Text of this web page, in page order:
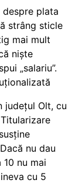
despre plata
strâng sticle
mai mult
niște
„salariu”.
județul Olt, cu
nu dau
nu mai
cu 5